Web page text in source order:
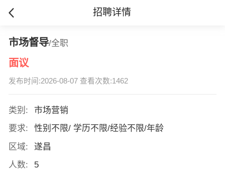
招聘详情
市场督导/全职
面议
发布时间:2026-08-07 查看次数:1462
类别:
市场营销
要求:
性别不限/ 学历不限/经验不限/年龄
区域:
遂昌
人数:
5